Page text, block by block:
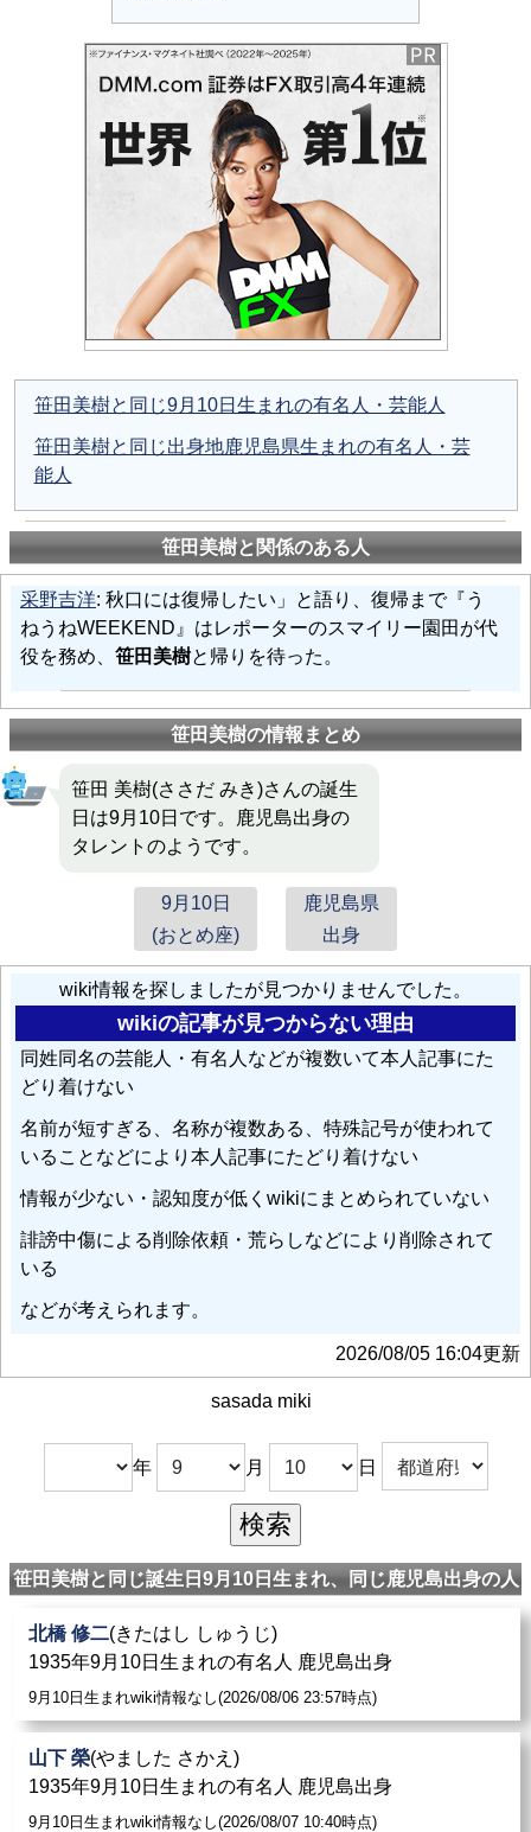
笹田美樹と同じ9月10日生まれの有名人・芸能人
笹田美樹と同じ出身地鹿児島県生まれの有名人・芸
能人
笹田美樹と関係のある人
采野吉洋: 秋口には復帰したい」と語り、復帰まで『う
ねうねWEEKEND』はレポーターのスマイリー園田が代
役を務め、 笹田美樹と帰りを待った。
笹田美樹の情報まとめ
笹田 美樹(ささだ みき)さんの誕生
日は9月10日です。鹿児島出身の
タレントのようです。
9月10日
(おとめ座)
鹿児島県
出身
wiki情報を探しましたが見つかりませんでした。
wikiの記事が見つからない理由
同姓同名の芸能人・有名人などが複数いて本人記事にた
どり着けない
名前が短すぎる、名称が複数ある、特殊記号が使われて
いることなどにより本人記事にたどり着けない
情報が少ない・認知度が低くwikiにまとめられていない
誹謗中傷による削除依頼・荒らしなどにより削除されて
いる
などが考えられます。
2026/08/05 16:04更新
sasada miki
年 月 日
笹田美樹と同じ誕生日9月10日生まれ、同じ鹿児島出身の人
北橋 修二(きたはし しゅうじ)
1935年9月10日生まれの有名人 鹿児島出身
9月10日生まれwiki情報なし(2026/08/06 23:57時点)
山下 榮(やました さかえ)
1935年9月10日生まれの有名人 鹿児島出身
9月10日生まれwiki情報なし(2026/08/07 10:40時点)